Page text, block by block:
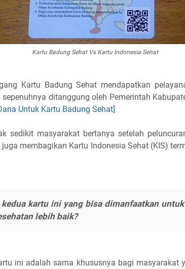
Kartu Badung Sehat Vs Kartu Indonesia Sehat
Kartu Badung Sehat mendapatkan
ditanggung oleh Pemerintah
Untuk Kartu Badung Sehat]
sedikit masyarakat bertanya setelah
membagikan Kartu Indonesia Sehat (KIS)
kartu ini yang bisa dimanfaatkan
lebih baik?
ini adalah sama khususnya bagi masyarakat